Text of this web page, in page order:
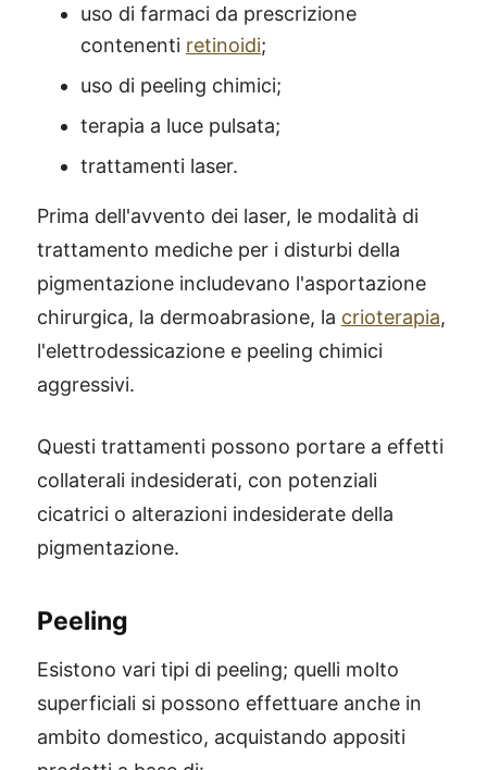
uso di farmaci da prescrizione
contenenti retinoidi;
uso di peeling chimici;
terapia a luce pulsata;
trattamenti laser.
Prima dell'avvento dei laser, le modalità di
trattamento mediche per i disturbi della
pigmentazione includevano l'asportazione
chirurgica, la dermoabrasione, la crioterapia,
l'elettrodessicazione e peeling chimici
aggressivi.
Questi trattamenti possono portare a effetti
collaterali indesiderati, con potenziali
cicatrici o alterazioni indesiderate della
pigmentazione.
Peeling
Esistono vari tipi di peeling; quelli molto
superficiali si possono effettuare anche in
ambito domestico, acquistando appositi